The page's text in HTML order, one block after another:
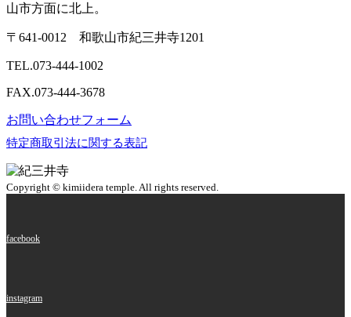
山市方面に北上。
〒641-0012 和歌山市紀三井寺1201
TEL.073-444-1002
FAX.073-444-3678
お問い合わせフォーム
特定商取引法に関する表記
Copyright © kimiidera temple. All rights reserved.
facebook
instagram